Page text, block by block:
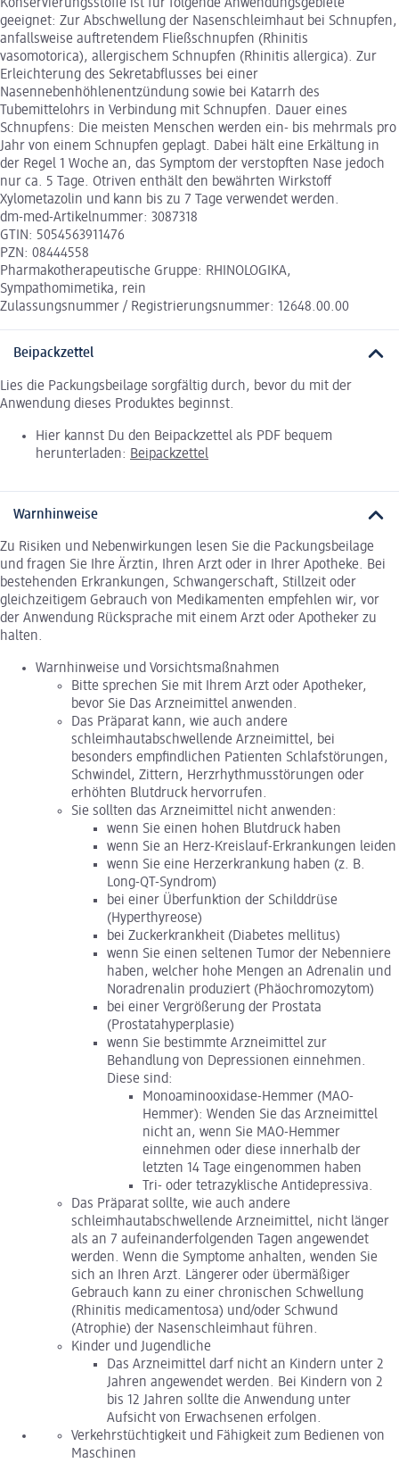
Konservierungsstoffe ist für folgende Anwendungsgebiete
geeignet: Zur Abschwellung der Nasenschleimhaut bei Schnupfen,
anfallsweise auftretendem Fließschnupfen (Rhinitis
vasomotorica), allergischem Schnupfen (Rhinitis allergica). Zur
Erleichterung des Sekretabflusses bei einer
Nasennebenhöhlenentzündung sowie bei Katarrh des
Tubemittelohrs in Verbindung mit Schnupfen. Dauer eines
Schnupfens: Die meisten Menschen werden ein- bis mehrmals pro
Jahr von einem Schnupfen geplagt. Dabei hält eine Erkältung in
der Regel 1 Woche an, das Symptom der verstopften Nase jedoch
nur ca. 5 Tage. Otriven enthält den bewährten Wirkstoff
Xylometazolin und kann bis zu 7 Tage verwendet werden.
dm-med-Artikelnummer: 3087318
GTIN: 5054563911476
PZN: 08444558
Pharmakotherapeutische Gruppe: RHINOLOGIKA,
Sympathomimetika, rein
Zulassungsnummer / Registrierungsnummer: 12648.00.00
Beipackzettel
Lies die Packungsbeilage sorgfältig durch, bevor du mit der
Anwendung dieses Produktes beginnst.
Hier kannst Du den Beipackzettel als PDF bequem
herunterladen: Beipackzettel
Warnhinweise
Zu Risiken und Nebenwirkungen lesen Sie die Packungsbeilage
und fragen Sie Ihre Ärztin, Ihren Arzt oder in Ihrer Apotheke. Bei
bestehenden Erkrankungen, Schwangerschaft, Stillzeit oder
gleichzeitigem Gebrauch von Medikamenten empfehlen wir, vor
der Anwendung Rücksprache mit einem Arzt oder Apotheker zu
halten.
Warnhinweise und Vorsichtsmaßnahmen
Bitte sprechen Sie mit Ihrem Arzt oder Apotheker,
bevor Sie Das Arzneimittel anwenden.
Das Präparat kann, wie auch andere
schleimhautabschwellende Arzneimittel, bei
besonders empfindlichen Patienten Schlafstörungen,
Schwindel, Zittern, Herzrhythmusstörungen oder
erhöhten Blutdruck hervorrufen.
Sie sollten das Arzneimittel nicht anwenden:
wenn Sie einen hohen Blutdruck haben
wenn Sie an Herz-Kreislauf-Erkrankungen leiden
wenn Sie eine Herzerkrankung haben (z. B.
Long-QT-Syndrom)
bei einer Überfunktion der Schilddrüse
(Hyperthyreose)
bei Zuckerkrankheit (Diabetes mellitus)
wenn Sie einen seltenen Tumor der Nebenniere
haben, welcher hohe Mengen an Adrenalin und
Noradrenalin produziert (Phäochromozytom)
bei einer Vergrößerung der Prostata
(Prostatahyperplasie)
wenn Sie bestimmte Arzneimittel zur
Behandlung von Depressionen einnehmen.
Diese sind:
Monoaminooxidase-Hemmer (MAO-
Hemmer): Wenden Sie das Arzneimittel
nicht an, wenn Sie MAO-Hemmer
einnehmen oder diese innerhalb der
letzten 14 Tage eingenommen haben
Tri- oder tetrazyklische Antidepressiva.
Das Präparat sollte, wie auch andere
schleimhautabschwellende Arzneimittel, nicht länger
als an 7 aufeinanderfolgenden Tagen angewendet
werden. Wenn die Symptome anhalten, wenden Sie
sich an Ihren Arzt. Längerer oder übermäßiger
Gebrauch kann zu einer chronischen Schwellung
(Rhinitis medicamentosa) und/oder Schwund
(Atrophie) der Nasenschleimhaut führen.
Kinder und Jugendliche
Das Arzneimittel darf nicht an Kindern unter 2
Jahren angewendet werden. Bei Kindern von 2
bis 12 Jahren sollte die Anwendung unter
Aufsicht von Erwachsenen erfolgen.
Verkehrstüchtigkeit und Fähigkeit zum Bedienen von
Maschinen